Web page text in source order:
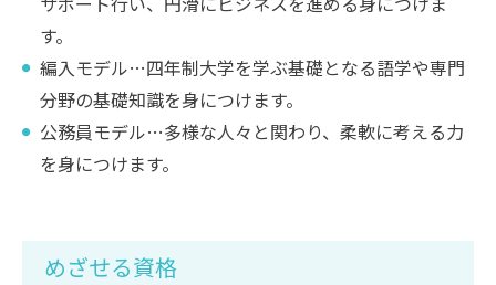
す。
編入モデル…四年制大学を学ぶ基礎となる語学や専門
分野の基礎知識を身につけます。
公務員モデル…多様な人々と関わり、柔軟に考える力
を身につけます。
めざせる資格